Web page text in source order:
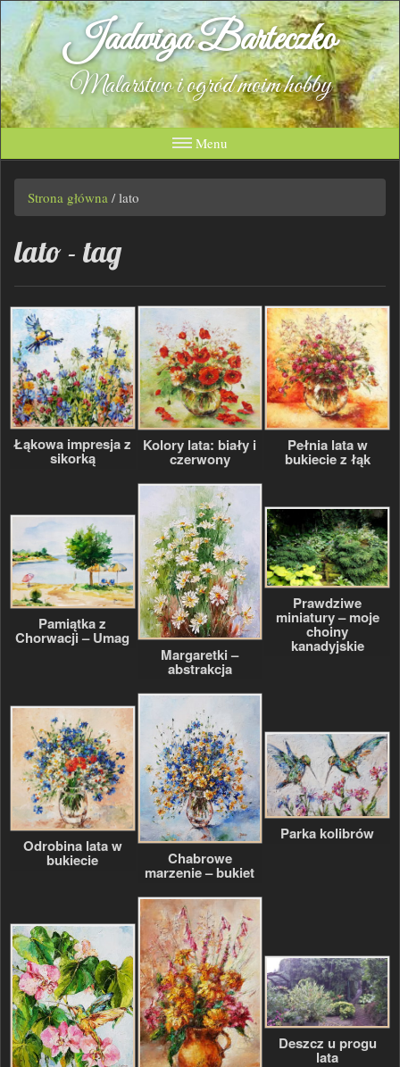
Jadwiga Barteczko
Malarstwo i ogród moim hobby
Menu
Strona główna / lato
lato - tag
Łąkowa impresja z
sikorką
Kolory lata: biały i
czerwony
Pełnia lata w
bukiecie z łąk
Pamiątka z
Chorwacji – Umag
Margaretki –
abstrakcja
Prawdziwe
miniatury – moje
choiny
kanadyjskie
Odrobina lata w
bukiecie Chabrowe
marzenie – bukiet
Parka kolibrów
Deszcz u progu
lata